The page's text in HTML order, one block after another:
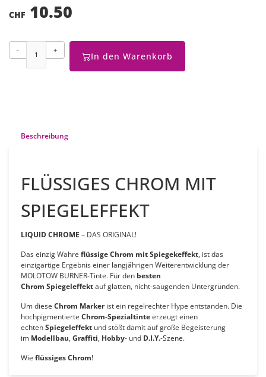
CHF 10.50
- +
In den Warenkorb
Beschreibung
FLÜSSIGES CHROM MIT
SPIEGELEFFEKT
LIQUID CHROME – DAS ORIGINAL!
Das einzig Wahre flüssige Chrom mit Spiegekeffekt, ist das
einzigartige Ergebnis einer langjährigen Weiterentwicklung der
MOLOTOW BURNER-Tinte. Für den besten
Chrom Spiegeleffektauf glatten, nicht-saugenden Untergründen.
Um diese Chrom Marker ist ein regelrechter Hype entstanden. Die
hochpigmentierte Chrom-Spezialtinteerzeugt einen
echtenSpiegeleffekt und stößt damit auf große Begeisterung
im Modellbau, Graffiti, Hobby- und D.I.Y.-Szene.
Wie flüssiges Chrom!